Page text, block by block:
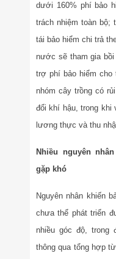
dưới 160% phí bảo
trách nhiệm toàn bộ;
tái bảo hiểm chi trả
nước sẽ tham gia
trợ phí bảo hiểm cho
nhóm cây trồng có
đổi khí hậu, trong khi
lương thực và thu
Nhiều nguyên
gặp khó
Nguyên nhân khiến
chưa thể phát triển
nhiều góc độ, trong
thông qua tổng hợp